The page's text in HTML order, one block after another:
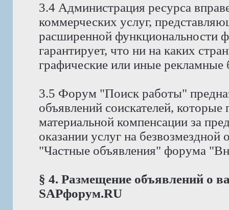
3.4 Администрация ресурса
коммерческих услуг,
расширенной функциональности
гарантирует, что ни на каких
графические или иные рекламные
3.5 Форум "Поиск работы"
объявлений соискателей,
материальной компенсации за
оказании услуг на
"Частные объявления" форума
§ 4. Размещение объявлений о
SAPфорум.RU